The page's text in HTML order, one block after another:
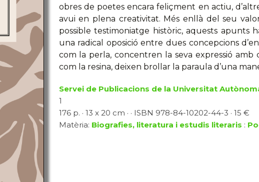
obres de poetes encara feliçment en actiu,
avui en plena creativitat. Més enllà del seu
possible testimoniatge històric, aquests
una radical oposició entre dues concepcions
com la perla, concentren la seva expressió amb
com la resina, deixen brollar la paraula d’una
Servei de Publicacions de la Universitat
1
176 p. · 13 x 20 cm · · ISBN 978-84-10202-44-3 · 15 €
Matèria: Biografies, literatura i estudis literaris :